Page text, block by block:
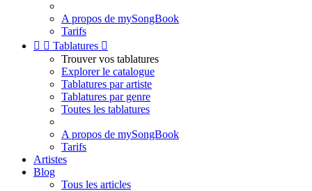
A propos de mySongBook
Tarifs
  Tablatures 
Trouver vos tablatures
Explorer le catalogue
Tablatures par artiste
Tablatures par genre
Toutes les tablatures
A propos de mySongBook
Tarifs
Artistes
Blog
Tous les articles